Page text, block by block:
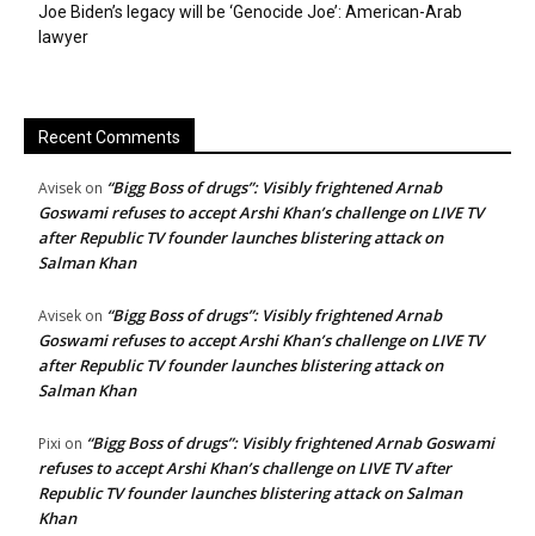
Joe Biden’s legacy will be ‘Genocide Joe’: American-Arab
lawyer
Recent Comments
Avisek on “Bigg Boss of drugs”: Visibly frightened Arnab
Goswami refuses to accept Arshi Khan’s challenge on LIVE TV
after Republic TV founder launches blistering attack on
Salman Khan
Avisek on “Bigg Boss of drugs”: Visibly frightened Arnab
Goswami refuses to accept Arshi Khan’s challenge on LIVE TV
after Republic TV founder launches blistering attack on
Salman Khan
Pixi on “Bigg Boss of drugs”: Visibly frightened Arnab Goswami
refuses to accept Arshi Khan’s challenge on LIVE TV after
Republic TV founder launches blistering attack on Salman
Khan